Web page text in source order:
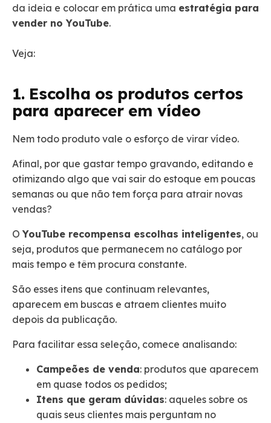
da ideia e colocar em prática uma estratégia para
vender no YouTube.
Veja:
1. Escolha os produtos certos
para aparecer em vídeo
Nem todo produto vale o esforço de virar vídeo.
Afinal, por que gastar tempo gravando, editando e
otimizando algo que vai sair do estoque em poucas
semanas ou que não tem força para atrair novas
vendas?
OYouTube recompensa escolhas inteligentes, ou
seja, produtos que permanecem no catálogo por
mais tempo e têm procura constante.
São esses itens que continuam relevantes,
aparecem em buscas e atraem clientes muito
depois da publicação.
Para facilitar essa seleção, comece analisando:
Campeões de venda: produtos que aparecem
em quase todos os pedidos;
Itens que geram dúvidas: aqueles sobre os
quais seus clientes mais perguntam no